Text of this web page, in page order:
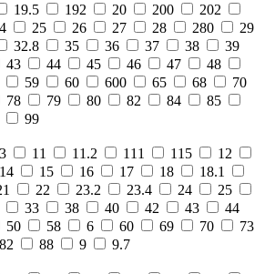
19.5 192 20 200
202
25 26 27 28 280
29
32.8 35 36 37 38
39
43 44 45 46 47
48
59 60 600 65 68
70
78 79 80 82 84
85
99
11 11.2 111 115
12
14 15 16 17 18
18.1
22 23.2 23.4 24
25
33 38 40 42 43
44
50 58 6 60 69 70
73
82 88 9
9.7